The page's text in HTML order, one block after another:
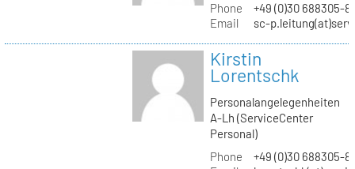
Phone
+49 (0)30 688305-
Email
sc-
Kirstin
Lorentschk
Personalangelegenheiten
A-Lh (ServiceCenter
Personal)
Phone
+49 (0)30 688305-